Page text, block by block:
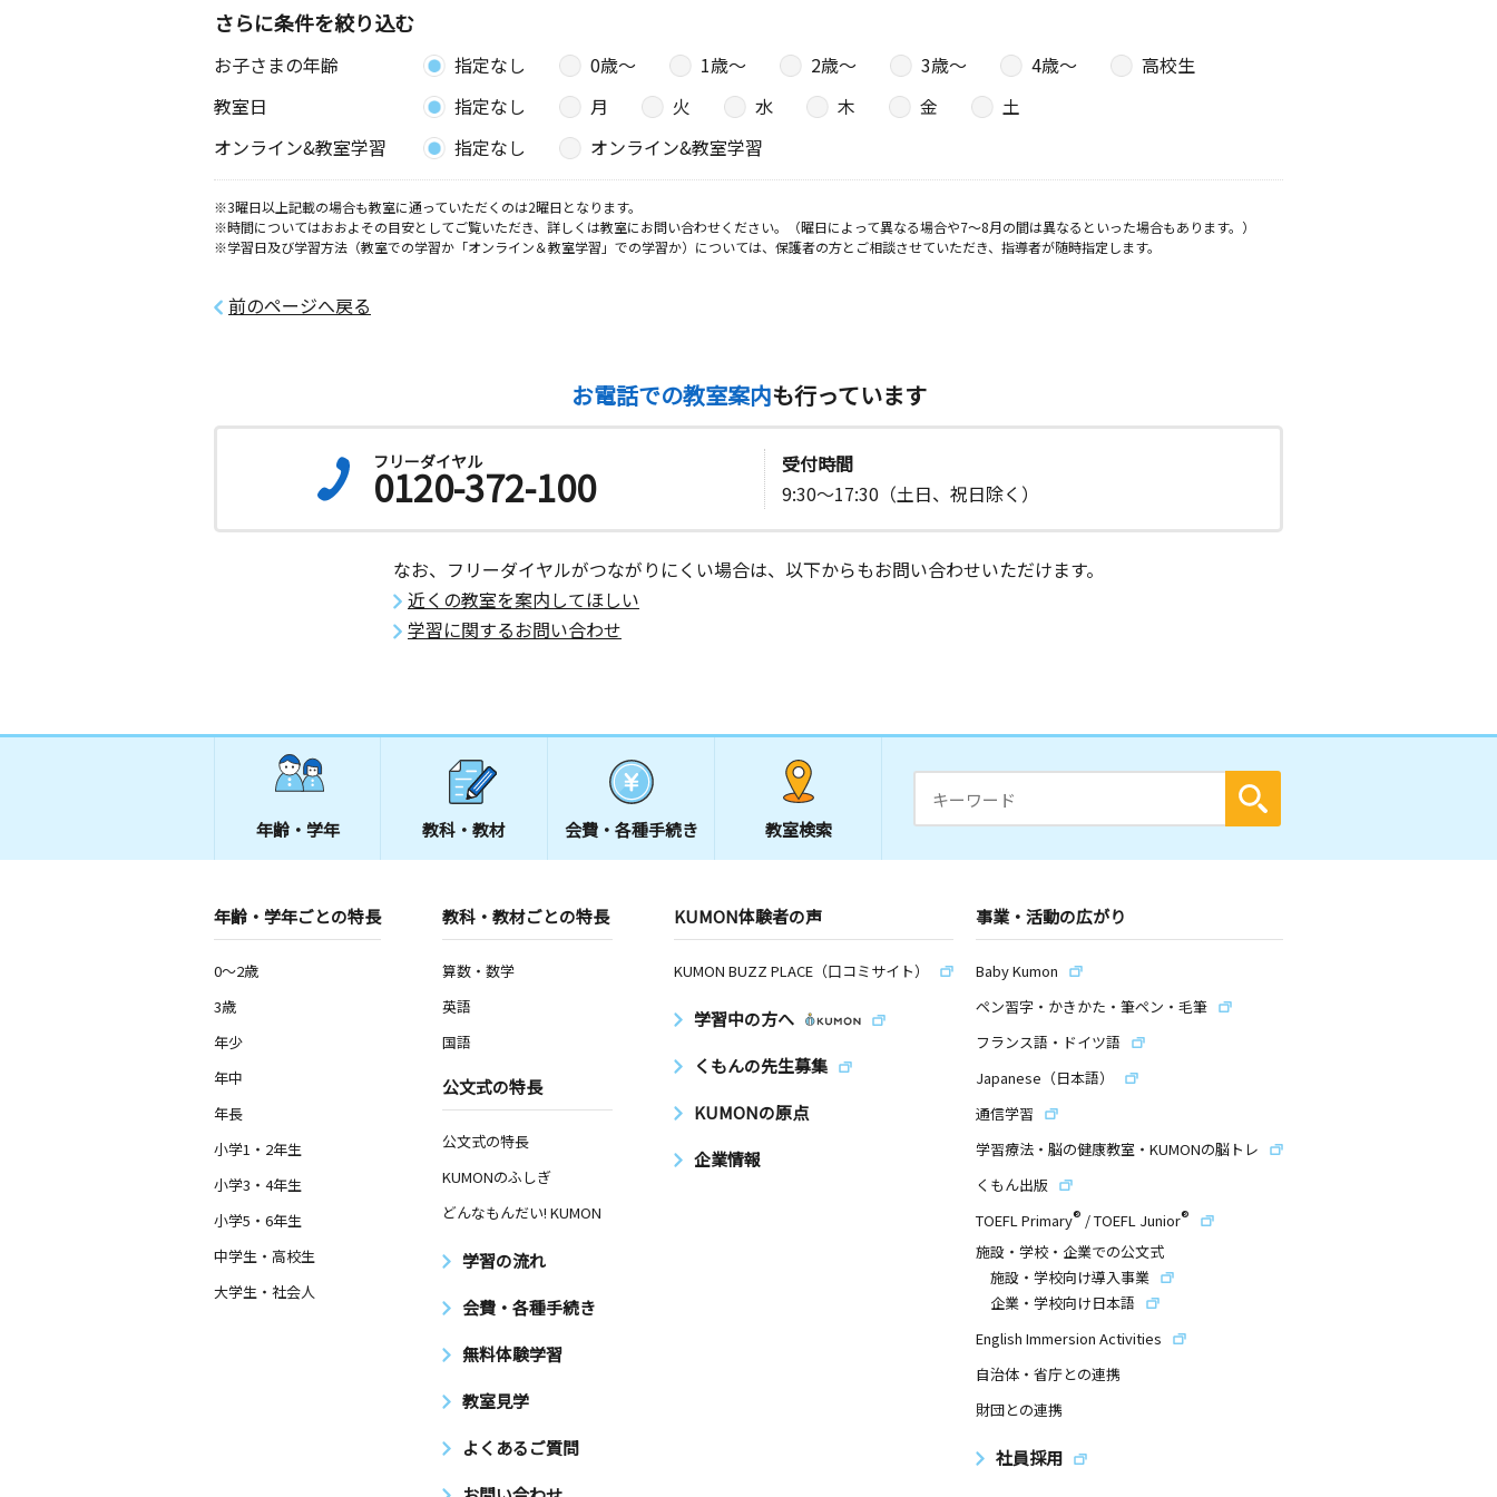
さらに条件を絞り込む
お子さまの年齢 指定なし 0歳〜 1歳〜 2歳〜 3歳〜 4歳〜
高校生
教室日
指定なし 月 火 水 木 金
土
オンライン&教室学習
指定なし オンライン&教室学習
※3曜日以上記載の場合も教室に通っていただくのは2曜日となります。
※時間についてはおおよその目安としてご覧いただき、詳しくは教室にお問い合わせください。（曜日によって異なる場合や7～8月の間は異なるといった場合もあります。）
※学習日及び学習方法（教室での学習か「オンライン＆教室学習」での学習か）については、保護者の方とご相談させていただき、指導者が随時指定します。
前のページへ戻る
お電話での教室案内も行っています
フリーダイヤル
0120-372-100
受付時間
9:30～17:30（土日、祝日除く）
なお、フリーダイヤルがつながりにくい場合は、以下からもお問い合わせいただけます。
近くの教室を案内してほしい
学習に関するお問い合わせ
年齢・学年 教科・教材 会費・ 各種手続き 教室検索
年齢・学年ごとの特長
0～2歳
3歳
年少
年中
年長
小学1・2年生
小学3・4年生
小学5・6年生
中学生・高校生
大学生・社会人
教科・教材ごとの特長
算数・数学
英語
国語
公文式の特長
公文式の特長
KUMONのふしぎ
どんなもんだい! KUMON
学習の流れ
会費・各種手続き
無料体験学習
教室見学
よくあるご質問
KUMON体験者の声
KUMON BUZZ PLACE（口コミサイト）
学習中の方へ
くもんの先生募集
KUMONの原点
企業情報
事業・活動の広がり
Baby Kumon
ペン習字・かきかた・筆ペン・毛筆
フランス語・ドイツ語
Japanese（日本語）
通信学習
学習療法・脳の健康教室・KUMONの脳トレ
くもん出版
TOEFL Primary® /TOEFL Junior®
施設・学校・企業での公文式
施設・学校向け導入事業
企業・学校向け日本語
English Immersion Activities
自治体・省庁との連携
財団との連携
社員採用